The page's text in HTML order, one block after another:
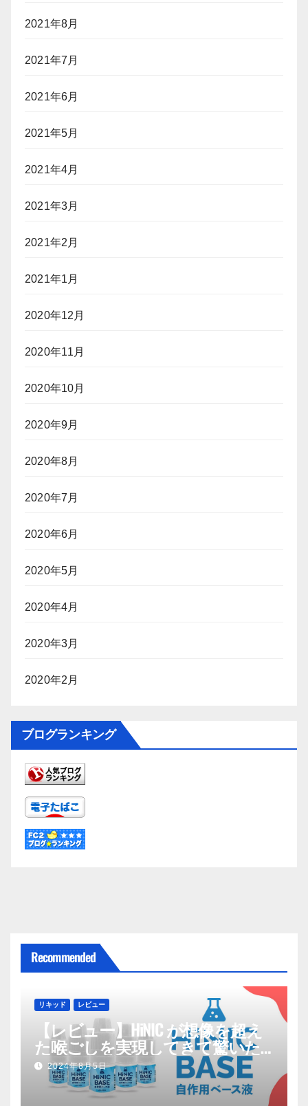
2021年8月
2021年7月
2021年6月
2021年5月
2021年4月
2021年3月
2021年2月
2021年1月
2020年12月
2020年11月
2020年10月
2020年9月
2020年8月
2020年7月
2020年6月
2020年5月
2020年4月
2020年3月
2020年2月
ブログランキング
Recommended
リキッド レビュー
【レビュー】HiNIC が想像を超え
た喉ごしを実現してきて驚いた
話2024年8月5日